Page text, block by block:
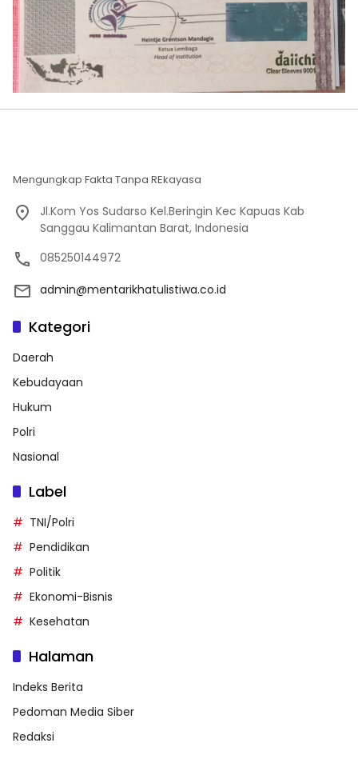
Mengungkap Fakta Tanpa REkayasa
Jl.Kom Yos Sudarso Kel.Beringin Kec Kapuas Kab
Sanggau Kalimantan Barat, Indonesia
085250144972
admin@mentarikhatulistiwa.co.id
Kategori
Daerah
Kebudayaan
Hukum
Polri
Nasional
Label
TNI/Polri
Pendidikan
Politik
Ekonomi-Bisnis
Kesehatan
Halaman
Indeks Berita
Pedoman Media Siber
Redaksi